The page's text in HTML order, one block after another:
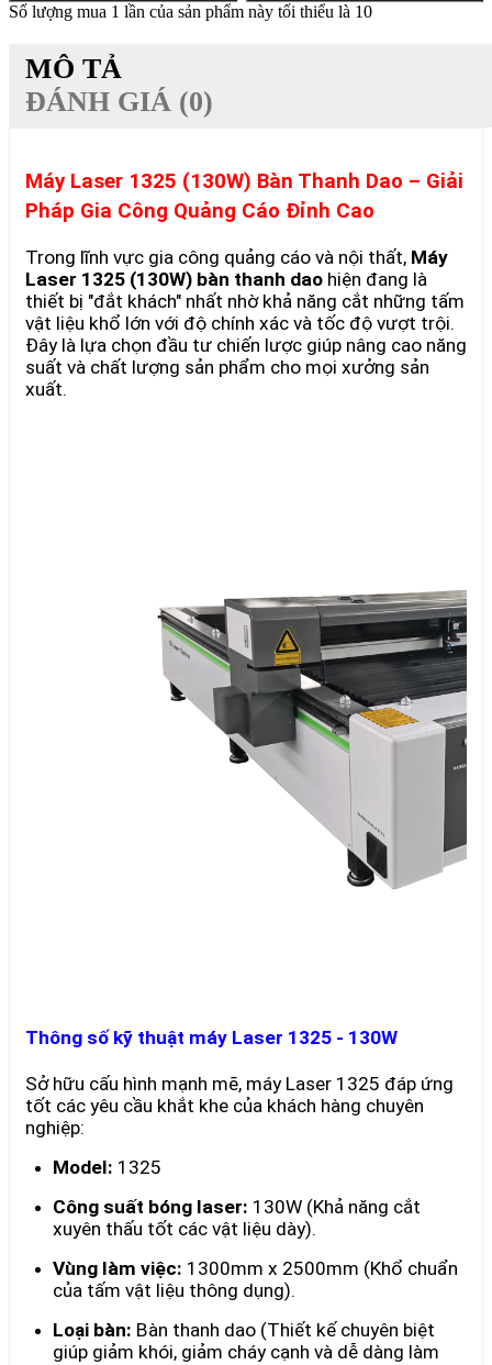
Số lượng mua 1 lần của sản phẩm này tối thiểu là 10
MÔ TẢ
ĐÁNH GIÁ (0)
Máy Laser 1325 (130W) Bàn Thanh Dao – Giải
Pháp Gia Công Quảng Cáo Đỉnh Cao
Trong lĩnh vực gia công quảng cáo và nội thất, Máy
Laser 1325 (130W) bàn thanh dao hiện đang là
thiết bị "đắt khách" nhất nhờ khả năng cắt những tấm
vật liệu khổ lớn với độ chính xác và tốc độ vượt trội.
Đây là lựa chọn đầu tư chiến lược giúp nâng cao năng
suất và chất lượng sản phẩm cho mọi xưởng sản
xuất.
Thông số kỹ thuật máy Laser 1325 - 130W
Sở hữu cấu hình mạnh mẽ, máy Laser 1325 đáp ứng
tốt các yêu cầu khắt khe của khách hàng chuyên
nghiệp:
Model: 1325
Công suất bóng laser: 130W (Khả năng cắt
xuyên thấu tốt các vật liệu dày).
Vùng làm việc: 1300mm x 2500mm (Khổ chuẩn
của tấm vật liệu thông dụng).
Loại bàn: Bàn thanh dao (Thiết kế chuyên biệt
giúp giảm khói, giảm cháy cạnh và dễ dàng làm